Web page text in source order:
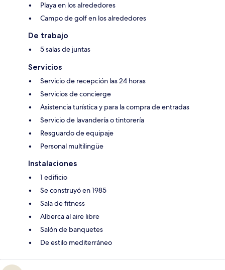
Playa en los alrededores
Campo de golf en los alrededores
De trabajo
5 salas de juntas
Servicios
Servicio de recepción las 24 horas
Servicios de concierge
Asistencia turística y para la compra de entradas
Servicio de lavandería o tintorería
Resguardo de equipaje
Personal multilingüe
Instalaciones
1 edificio
Se construyó en 1985
Sala de fitness
Alberca al aire libre
Salón de banquetes
De estilo mediterráneo